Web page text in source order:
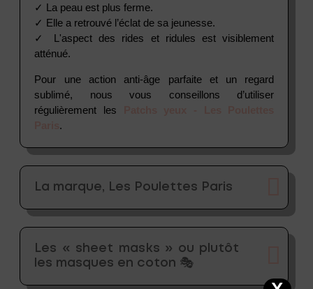
✓ La peau est plus ferme.
✓ Elle a retrouvé l’éclat de sa jeunesse.
✓ L'aspect des rides et ridules est visiblement
atténué.
Pour une action anti-âge parfaite et un regard
sublimé, nous vous conseillons d’utiliser
régulièrement les
.
La marque, Les Poulettes Paris
Les « sheet masks » ou plutôt
les masques en coton 🎭